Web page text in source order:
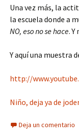
Una vez más, la
la escuela donde a
NO, eso no se hace. Y
Y aquí una muestra
http://
Niño, deja ya de
Deja un comentario